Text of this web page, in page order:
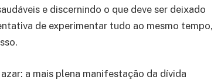
e discernindo o que deve ser deixado
de experimentar tudo ao mesmo tempo,
a mais plena manifestação da dívida